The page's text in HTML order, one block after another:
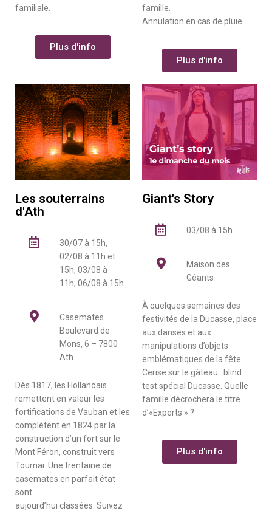
familiale.
Plus d'info
famille.
Annulation en cas de pluie.
Plus d'info
Les souterrains
d'Ath
30/07 à 15h,
02/08 à 11h et
15h, 03/08 à
11h, 06/08 à 15h
Casemates
Boulevard de
Mons, 6 – 7800
Ath
Dès 1817, les Hollandais
remettent en valeur les
fortifications de Vauban et les
complètent en 1824 par la
construction d’un fort sur le
Mont Féron, construit vers
Tournai. Une trentaine de
casemates en parfait état
sont
aujourd’hui classées. Suivez
Giant's Story
03/08 à 15h
Maison des
Géants
À quelques semaines des
festivités de la Ducasse, place
aux danses et aux
manipulations d’objets
emblématiques de la fête.
Cerise sur le gâteau : blind
test spécial Ducasse. Quelle
famille décrochera le titre
d’«Experts » ?
Plus d'info